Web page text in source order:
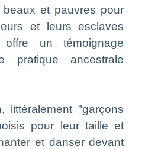
et pauvres pour
et leurs esclaves
un témoignage
pratique ancestrale
littéralement "garçons
pour leur taille et
et danser devant